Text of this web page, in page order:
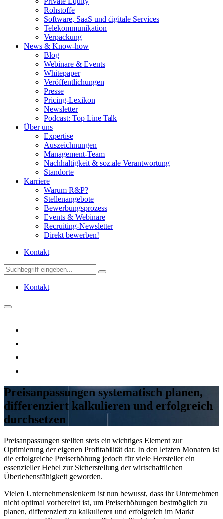
Rohstoffe
Software, SaaS und digitale Services
Telekommunikation
Verpackung
News & Know-how
Blog
Webinare & Events
Whitepaper
Veröffentlichungen
Presse
Pricing-Lexikon
Newsletter
Podcast: Top Line Talk
Über uns
Expertise
Auszeichnungen
Management-Team
Nachhaltigkeit & soziale Verantwortung
Standorte
Karriere
Warum R&P?
Stellenangebote
Bewerbungsprozess
Events & Webinare
Recruiting-Newsletter
Direkt bewerben!
Kontakt
Kontakt
Preisanpassungen systematisch planen,
differenziert kalkulieren und erfolgreich
durchsetzen
Preisanpassungen stellten stets ein wichtiges Element zur
Optimierung der eigenen Profitabilität dar. In den letzten Monaten ist
die erfolgreiche Preiserhöhung jedoch für viele Hersteller ein
essenzieller Hebel zur Sicherstellung der wirtschaftlichen
Überlebensfähigkeit geworden.
Vielen Unternehmenslenkern ist nun bewusst, dass ihr Unternehmen
nicht optimal vorbereitet ist, um Preiserhöhungen bestmöglich zu
planen, differenziert zu kalkulieren und erfolgreich im Markt